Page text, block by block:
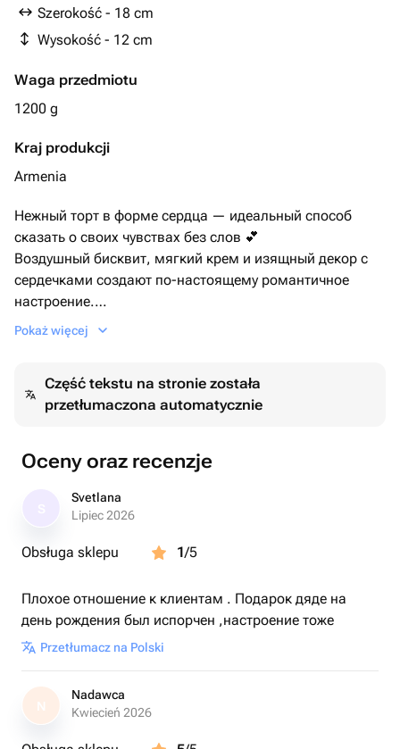
Szerokość - 18 cm
Wysokość - 12 cm
Waga przedmiotu
1200 g
Kraj produkcji
Armenia
Нежный торт в форме сердца — идеальный способ
сказать о своих чувствах без слов 💕
Воздушный бисквит, мягкий крем и изящный декор с
сердечками создают по-настоящему романтичное
настроение.
Подходит для Дня святого Валентина, годовщины,
Возможна индивидуальная надпись и цветовое
оформление по вашему желанию 🎂
Pokaż więcej
Część tekstu na stronie została
przetłumaczona automatycznie
Oceny oraz recenzje
Svetlana
Lipiec 2026
Obsługa sklepu 1/5
Плохое отношение к клиентам . Подарок дяде на
день рождения был испорчен ,настроение тоже
Przetłumacz na Polski
N
Nadawca
Kwiecień 2026